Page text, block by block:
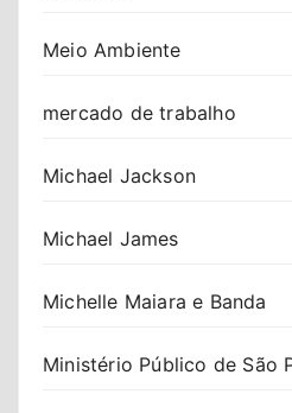
Meio Ambiente
mercado de trabalho
Michael Jackson
Michael James
Michelle Maiara e Banda
Ministério Público de São